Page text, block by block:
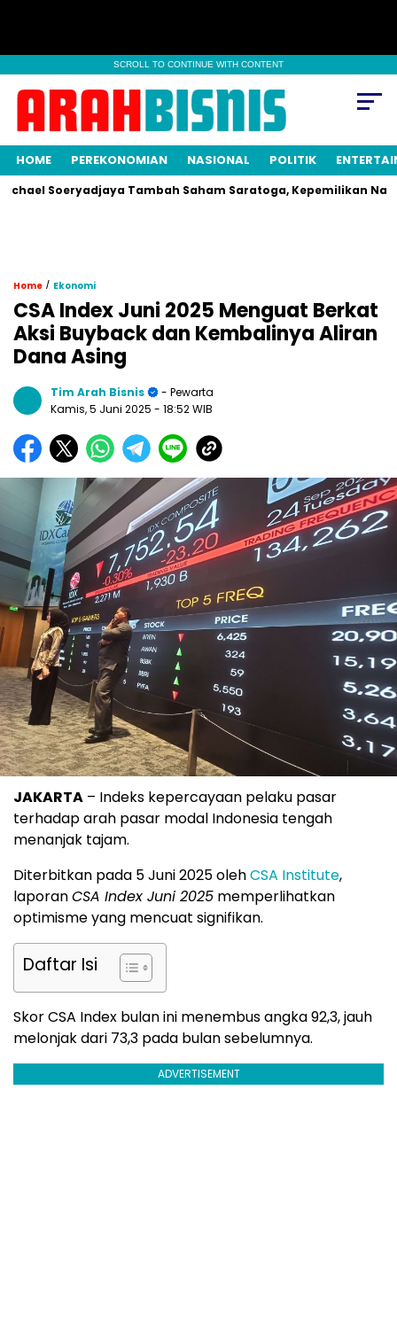
SCROLL TO CONTINUE WITH CONTENT
HOME PEREKONOMIAN NASIONAL POLITIK
Soeryadjaya Tambah Saham Saratoga, Kepemilikan Naik Jadi
Home / Ekonomi
CSA Index Juni 2025 Menguat Berkat
Aksi Buyback dan Kembalinya Aliran
Dana Asing
Tim Arah Bisnis
- Pewarta
Kamis, 5 Juni 2025 - 18:52 WIB
JAKARTA – Indeks kepercayaan pelaku pasar
terhadap arah pasar modal Indonesia tengah
menanjak tajam.
Diterbitkan pada 5 Juni 2025 olehCSA Institute,
laporanCSA Index Juni 2025 memperlihatkan
optimisme yang mencuat signifikan.
Daftar Isi
Skor CSA Index bulan ini menembus angka 92,3, jauh
melonjak dari 73,3 pada bulan sebelumnya.
ADVERTISEMENT